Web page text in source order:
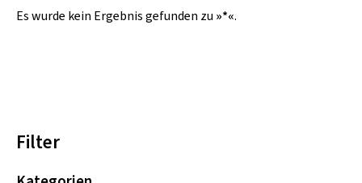
Es wurde kein Ergebnis gefunden zu »*«.
Filter